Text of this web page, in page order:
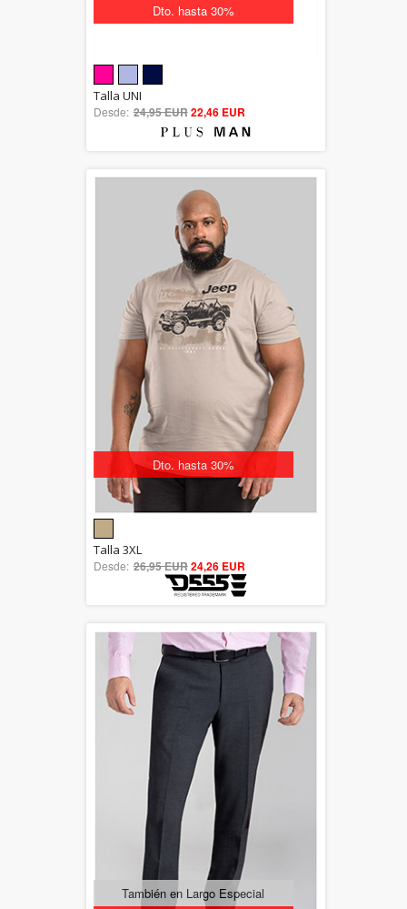
Dto. hasta 30%
out of 5
Talla UNI
Desde: 24,95 EUR22,46 EUR
Dto. hasta 30%
out of 5
Talla 3XL
Desde: 26,95 EUR24,26 EUR
También en Largo Especial